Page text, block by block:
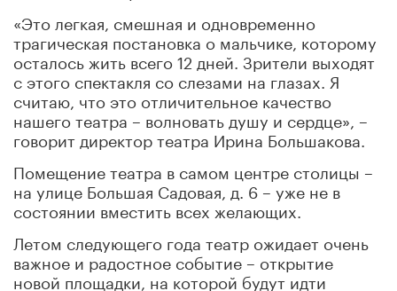
«Это легкая, смешная и одновременно
трагическая постановка о мальчике, которому
осталось жить всего 12 дней. Зрители выходят
с этого спектакля со слезами на глазах. Я
считаю, что это отличительное качество
нашего театра – волновать душу и сердце», –
говорит директор театра Ирина Большакова.
Помещение театра в самом центре столицы –
на улице Большая Садовая, д. 6 – уже не в
состоянии вместить всех желающих.
Летом следующего года театр ожидает очень
важное и радостное событие – открытие
новой площадки, на которой будут идти